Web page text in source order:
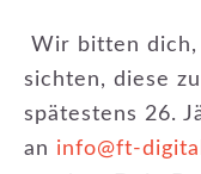
Wir bitten dich,
sichten, diese
spätestens 26.
an info@ft-